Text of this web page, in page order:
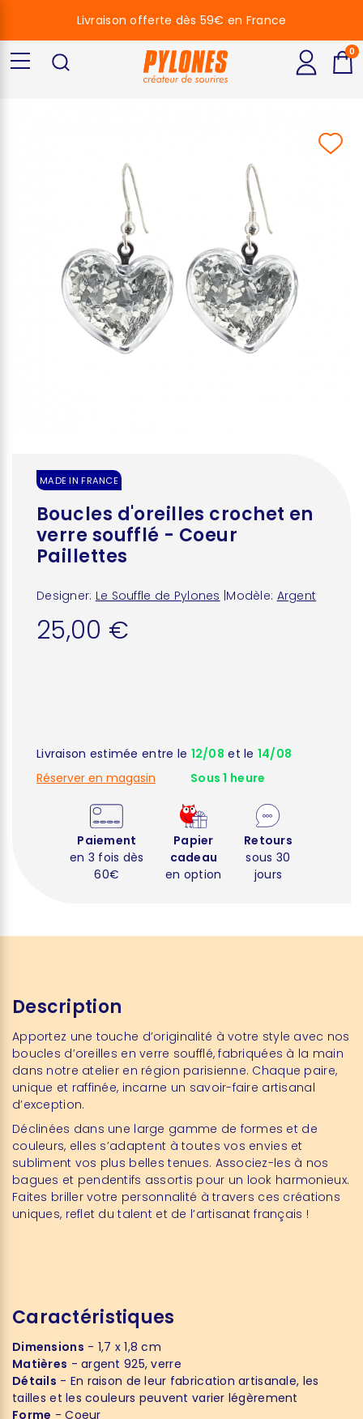
MADE IN FRANCE
Boucles d'oreilles crochet en
verre soufflé - Coeur
Paillettes
Designer: Le Souffle de Pylones Modèle: Argent
25,00 €
Livraison estimée entre le 12/08 et le 14/08
Réserver en magasin
Sous 1 heure
Paiement
en 3 fois dès
60€
Papier
cadeau
en option
Retours
sous 30
jours
Description
Apportez une touche d’originalité à votre style avec nos
boucles d’oreilles en verre soufflé, fabriquées à la main
dans notre atelier en région parisienne. Chaque paire,
unique et raffinée, incarne un savoir-faire artisanal
d’exception.
Déclinées dans une large gamme de formes et de
couleurs, elles s’adaptent à toutes vos envies et
subliment vos plus belles tenues. Associez-les à nos
bagues et pendentifs assortis pour un look harmonieux.
Faites briller votre personnalité à travers ces créations
uniques, reflet du talent et de l’artisanat français !
Caractéristiques
Dimensions - 1,7 x 1,8 cm
Matières - argent 925, verre
Détails - En raison de leur fabrication artisanale, les
tailles et les couleurs peuvent varier légèrement
Forme - Coeur
Livraison offerte dès 59€ en France
0